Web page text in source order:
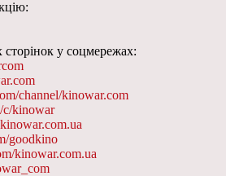
у соцмережах:
channel/kinowar.com
c/kinowar
goodkino
kinowar.com.ua